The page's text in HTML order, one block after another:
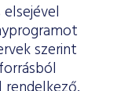
szerint